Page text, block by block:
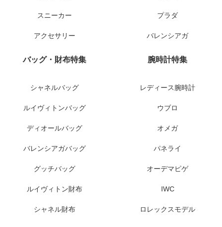
スニーカー
アクセサリー
プラダ
バレンシアガ
バッグ・財布特集
シャネルバッグ
ルイヴィトンバッグ
ディオールバッグ
バレンシアガバッグ
グッチバッグ
ルイヴィトン財布
シャネル財布
腕時計特集
レディース腕時計
ウブロ
オメガ
パネライ
オーデマピゲ
IWC
ロレックスモデル